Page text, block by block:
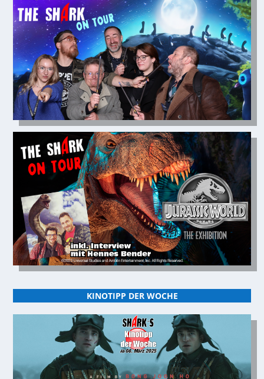
KINOTIPP DER WOCHE